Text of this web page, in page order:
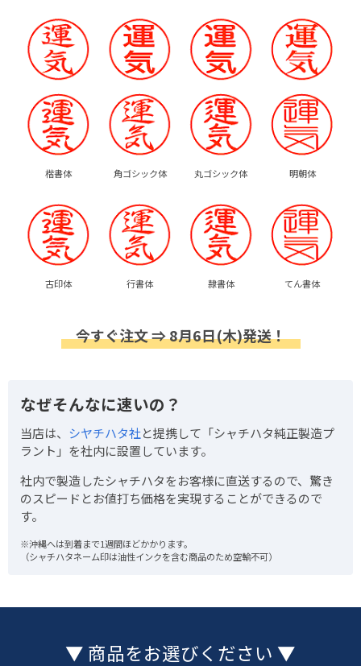
楷書体 角ゴシック体 丸ゴシック体 明朝体
古印体 行書体 隷書体 てん書体
今すぐ注文 ⇒ 8月6日(木)発送！
なぜそんなに速いの？
当店は、 シヤチハタ社と提携して「シャチハタ純正製造プ
ラント」を社内に設置しています。
社内で製造したシャチハタをお客様に直送するので、驚き
のスピードとお値打ち価格を実現することができるので
す。
※沖縄へは到着まで1週間ほどかかります。
（シャチハタネーム印は油性インクを含む商品のため空輸不可）
▼ 商品をお選びください ▼